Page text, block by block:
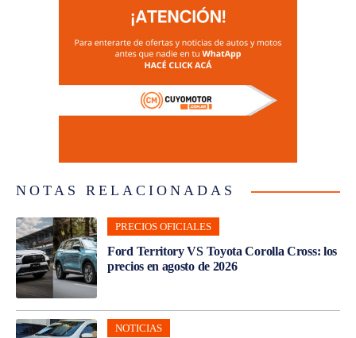
NOTAS RELACIONADAS
PRECIOS OFICIALES
Ford Territory VS Toyota Corolla Cross: los
precios en agosto de 2026
NOTICIAS